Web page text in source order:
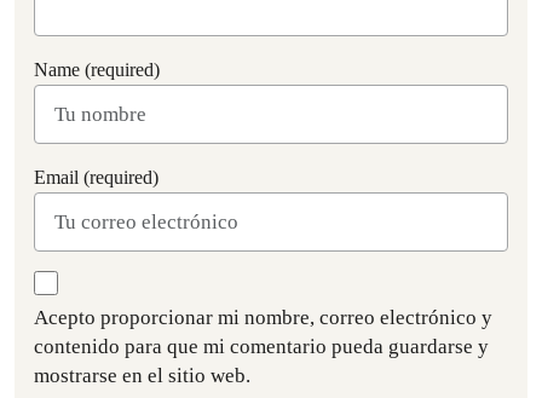
Name (required)
Email (required)
Acepto proporcionar mi nombre, correo electrónico y
contenido para que mi comentario pueda guardarse y
mostrarse en el sitio web.